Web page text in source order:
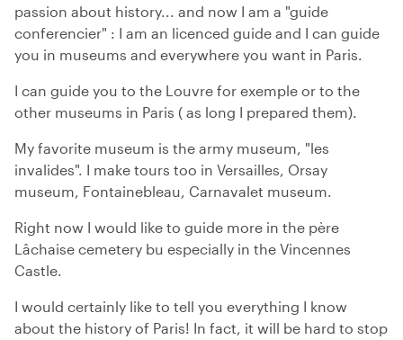
passion about history... and now I am a "guide
conferencier" : I am an licenced guide and I can guide
you in museums and everywhere you want in Paris.
I can guide you to the Louvre for exemple or to the
other museums in Paris ( as long I prepared them).
My favorite museum is the army museum, "les
invalides". I make tours too in Versailles, Orsay
museum, Fontainebleau, Carnavalet museum.
Right now I would like to guide more in the père
Lâchaise cemetery bu especially in the Vincennes
Castle.
I would certainly like to tell you everything I know
about the history of Paris! In fact, it will be hard to stop